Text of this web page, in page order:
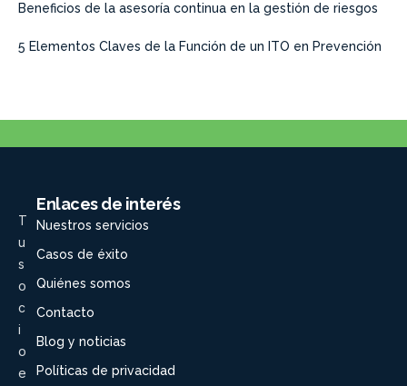
Beneficios de la asesoría continua en la gestión de riesgos
5 Elementos Claves de la Función de un ITO en Prevención
T
u
s
o
c
i
o
e
Enlaces de interés
Nuestros servicios
Casos de éxito
Quiénes somos
Contacto
Blog y noticias
Políticas de privacidad